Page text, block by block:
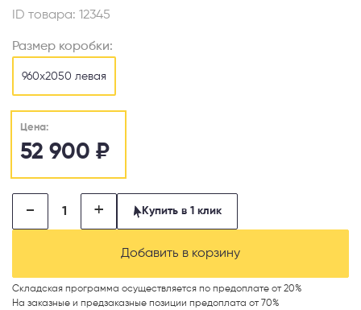
ID товара: 12345
Размер коробки:
960х2050 левая
Цена:
52 900 ₽
- + Купить в 1 клик
Добавить в корзину
Складская программа осуществляется по предоплате от 20%
На заказные и предзаказные позиции предоплата от 70%